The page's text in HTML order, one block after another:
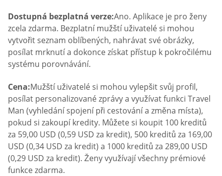
Dostupná bezplatná verze:Ano. Aplikace je pro ženy
zcela zdarma. Bezplatní mužští uživatelé si mohou
vytvořit seznam oblíbených, nahrávat své obrázky,
posílat mrknutí a dokonce získat přístup k pokročilému
systému porovnávání.
Cena:Mužští uživatelé si mohou vylepšit svůj profil,
posílat personalizované zprávy a využívat funkci Travel
Man (vyhledání spojení při cestování a změna místa),
pokud si zakoupí kredity. Můžete si koupit 100 kreditů
za 59,00 USD (0,59 USD za kredit), 500 kreditů za 169,00
USD (0,34 USD za kredit) a 1000 kreditů za 289,00 USD
(0,29 USD za kredit). Ženy využívají všechny prémiové
funkce zdarma.